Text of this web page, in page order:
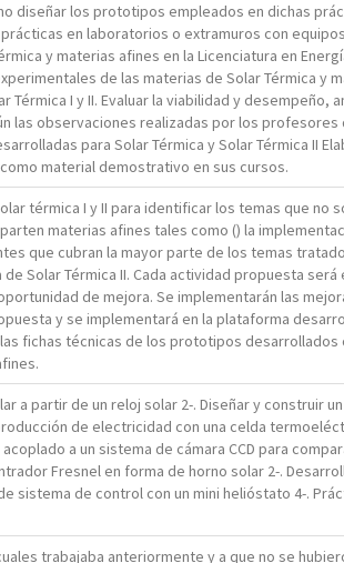
diseñar los prototipos empleados en dichas
en laboratorios o extramuros con
y materias afines en la Licenciatura en
de las materias de Solar Térmica y
I y II. Evaluar la viabilidad y desempeño,
las observaciones realizadas por los
para Solar Térmica y Solar Térmica II
material demostrativo en sus cursos.
térmica I y II para identificar los temas que no
materias afines tales como () la
que cubran la mayor parte de los temas
Solar Térmica II. Cada actividad propuesta
de mejora. Se implementarán las
y se implementará en la plataforma
fichas técnicas de los prototipos desarrollados
partir de un reloj solar 2-. Diseñar y construir
de electricidad con una celda
a un sistema de cámara CCD para
Fresnel en forma de horno solar 2-.
sistema de control con un mini helióstato 4-.
trabajaba anteriormente y a que no se